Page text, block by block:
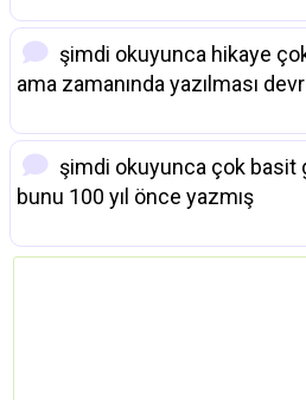
şimdi okuyunca hikaye
ama zamanında yazılması
şimdi okuyunca çok basit
bunu 100 yıl önce yazmış